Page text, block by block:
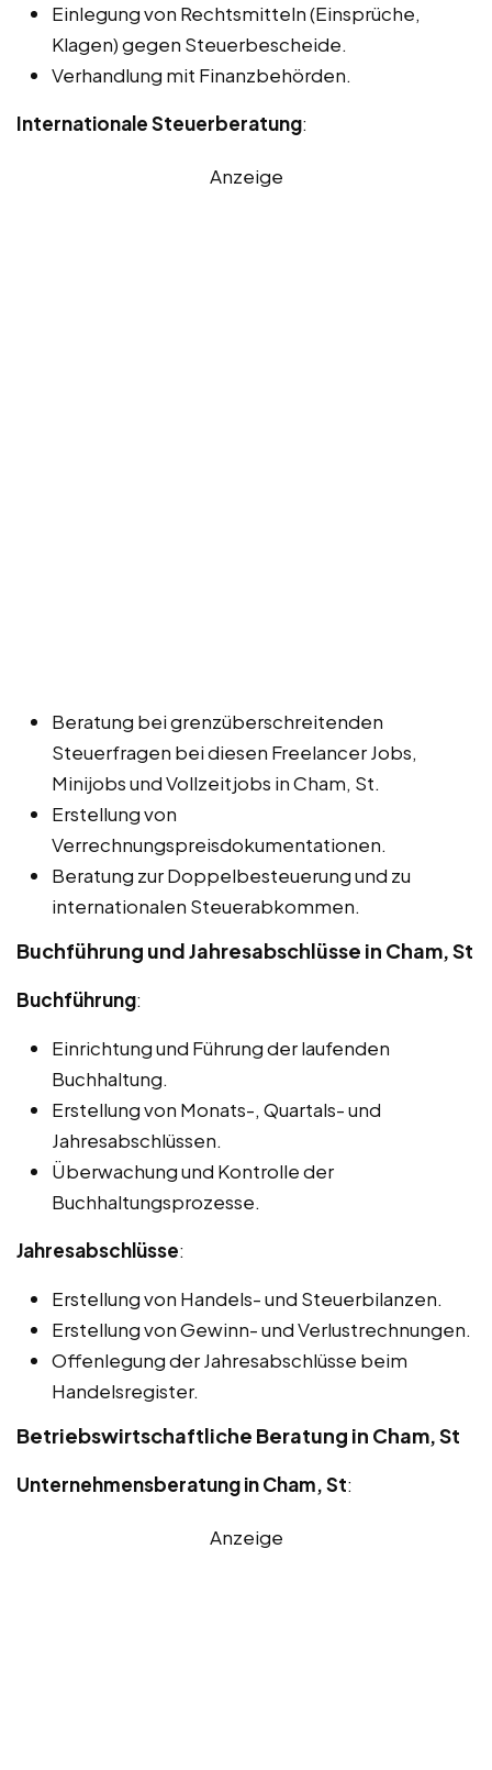
Einlegung von Rechtsmitteln (Einsprüche,
Klagen) gegen Steuerbescheide.
Verhandlung mit Finanzbehörden.
Internationale Steuerberatung:
Anzeige
Beratung bei grenzüberschreitenden
Steuerfragen bei diesen Freelancer Jobs,
Minijobs und Vollzeitjobs in Cham, St.
Erstellung von
Verrechnungspreisdokumentationen.
Beratung zur Doppelbesteuerung und zu
internationalen Steuerabkommen.
Buchführung und Jahresabschlüsse in Cham, St
Buchführung:
Einrichtung und Führung der laufenden
Buchhaltung.
Erstellung von Monats-, Quartals- und
Jahresabschlüssen.
Überwachung und Kontrolle der
Buchhaltungsprozesse.
Jahresabschlüsse:
Erstellung von Handels- und Steuerbilanzen.
Erstellung von Gewinn- und Verlustrechnungen.
Offenlegung der Jahresabschlüsse beim
Handelsregister.
Betriebswirtschaftliche Beratung in Cham, St
Unternehmensberatung in Cham, St:
Anzeige